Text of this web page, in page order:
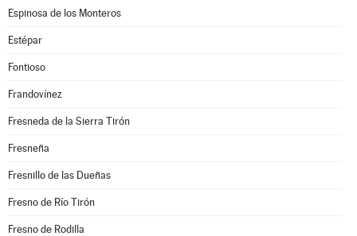
Espinosa de los Monteros
Estépar
Fontioso
Frandovínez
Fresneda de la Sierra Tirón
Fresneña
Fresnillo de las Dueñas
Fresno de Río Tirón
Fresno de Rodilla